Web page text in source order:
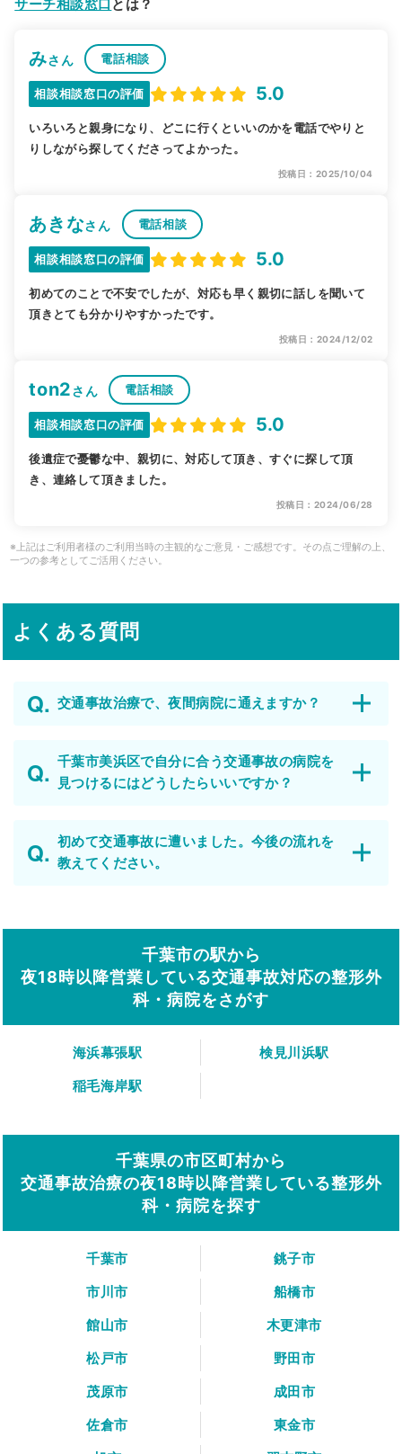
サーチ相談窓口 とは？
みさん 電話相談
相談相談窓口の評価 5.0
いろいろと親身になり、どこに行くといいのかを電話でやりと
りしながら探してくださってよかった。
投稿日：2025/10/04
あきなさん 電話相談
相談相談窓口の評価 5.0
初めてのことで不安でしたが、対応も早く親切に話しを聞いて
頂きとても分かりやすかったです。
投稿日：2024/12/02
ton2さん 電話相談
相談相談窓口の評価 5.0
後遺症で憂鬱な中、親切に、対応して頂き、すぐに探して頂
き、連絡して頂きました。
投稿日：2024/06/28
※上記はご利用者様のご利用当時の主観的なご意見・ご感想です。その点ご理解の上、
一つの参考としてご活用ください。
よくある質問
交通事故治療で、夜間病院に通えますか？
千葉市美浜区で自分に合う交通事故の病院を
見つけるにはどうしたらいいですか？
初めて交通事故に遭いました。今後の流れを
教えてください。
千葉市の駅から
夜18時以降営業している交通事故対応の整形外
科・病院をさがす
海浜幕張駅
検見川浜駅
稲毛海岸駅
千葉県の市区町村から
交通事故治療の夜18時以降営業している整形外
科・病院を探す
千葉市
銚子市
市川市
船橋市
館山市
木更津市
松戸市
野田市
茂原市
成田市
佐倉市
東金市